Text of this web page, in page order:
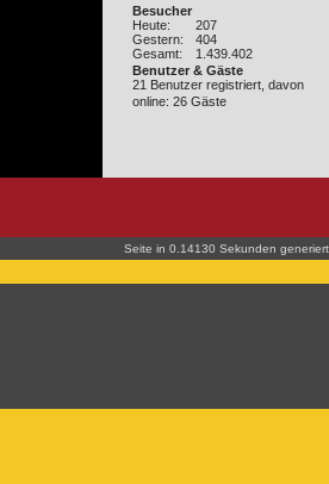
Besucher
Heute:
207
Gestern:
404
Gesamt:
1.439.402
Benutzer & Gäste
21 Benutzer registriert, davon
online: 26 Gäste
Seite in 0.14130 Sekunden generiert